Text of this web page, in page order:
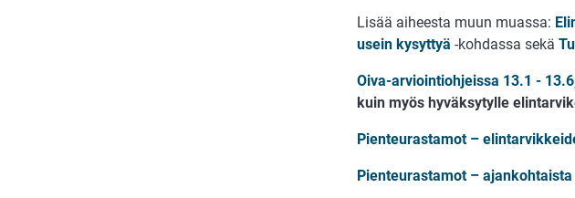
Lisää aiheesta muun muassa:
usein kysyttyä -kohdassa sekä
Oiva-arviointiohjeissa 13.1 - 13.6
kuin myös hyväksytylle
Pienteurastamot –
Pienteurastamot –